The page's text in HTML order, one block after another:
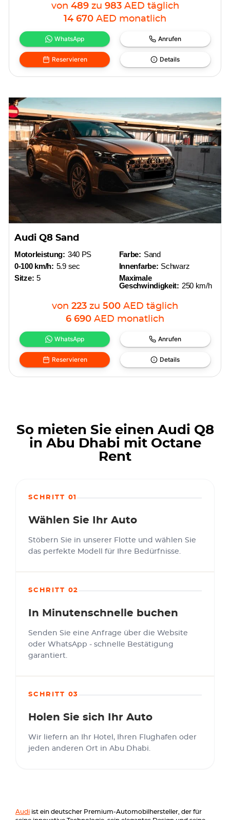
von 489 zu 983 AED täglich
14 670 AED monatlich
WhatsApp Anrufen
Reservieren Details
Audi Q8 Sand
Motorleistung: 340 PS
0-100 km/h: 5.9 sec
Sitze: 5
Farbe: Sand
Innenfarbe: Schwarz
Maximale
Geschwindigkeit: 250 km/h
von 223 zu 500 AED täglich
6 690 AED monatlich
WhatsApp Anrufen
Reservieren Details
So mieten Sie einen Audi Q8
in Abu Dhabi mit Octane
Rent
SCHRITT 01
Wählen Sie Ihr Auto
Stöbern Sie in unserer Flotte und wählen Sie
das perfekte Modell für Ihre Bedürfnisse.
SCHRITT 02
In Minutenschnelle buchen
Senden Sie eine Anfrage über die Website
oder WhatsApp - schnelle Bestätigung
garantiert.
SCHRITT 03
Holen Sie sich Ihr Auto
Wir liefern an Ihr Hotel, Ihren Flughafen oder
jeden anderen Ort in Abu Dhabi.
Audi ist ein deutscher Premium-Automobilhersteller, der für